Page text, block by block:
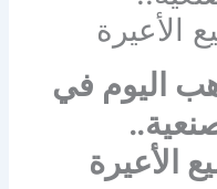
الأعيرة
اليوم في
بالمصنعية..
الأعيرة